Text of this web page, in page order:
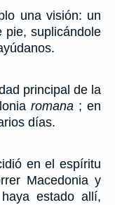
una visión: un
pie, suplicándole
principal de la
romana; en
días.
en el espíritu
Macedonia y
estado allí,